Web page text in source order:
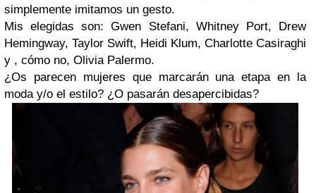
simplemente imitamos un gesto.
Mis elegidas son: Gwen Stefani, Whitney Port, Drew
Hemingway, Taylor Swift, Heidi Klum, Charlotte Casiraghi
y , cómo no, Olivia Palermo.
¿Os parecen mujeres que marcarán una etapa en la
moda y/o el estilo? ¿O pasarán desapercibidas?